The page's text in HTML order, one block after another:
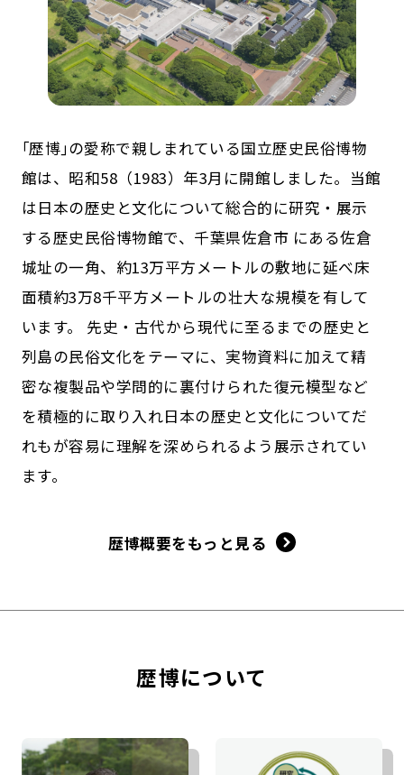
｢歴博｣の愛称で親しまれている国立歴史民俗博物
館は、昭和58（1983）年3月に開館しました。当館
は日本の歴史と文化について総合的に研究・展示
する歴史民俗博物館で、千葉県佐倉市 にある佐倉
城址の一角、約13万平方メートルの敷地に延べ床
面積約3万8千平方メートルの壮大な規模を有して
います。 先史・古代から現代に至るまでの歴史と
列島の民俗文化をテーマに、実物資料に加えて精
密な複製品や学問的に裏付けられた復元模型など
を積極的に取り入れ日本の歴史と文化についてだ
れもが容易に理解を深められるよう展示されてい
ます。
歴博概要をもっと見る
歴博について